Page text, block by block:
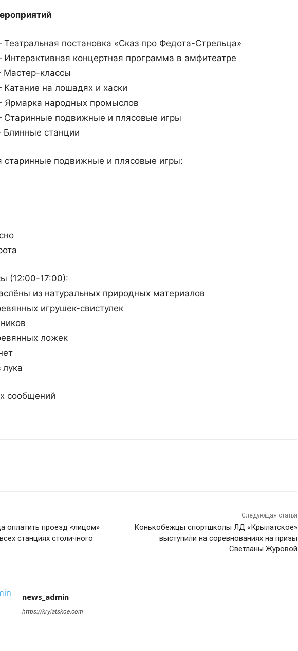
постановка «Сказ про Федота-Стрельца»
концертная программа в амфитеатре
классы
на лошадях и хаски
народных промыслов
подвижные и плясовые игры
станции
старинные подвижные и плясовые игры:
(12:00-17:00):
из натуральных природных материалов
игрушек-свистулек
ложек
лука
сообщений
оплатить проезд «лицом»
станциях столичного
Следующая статья
Конькобежцы спортшколы ЛД «Крылатское»
выступили на соревнованиях на призы
Светланы Журовой
news_admin
https://krylatskoe.com